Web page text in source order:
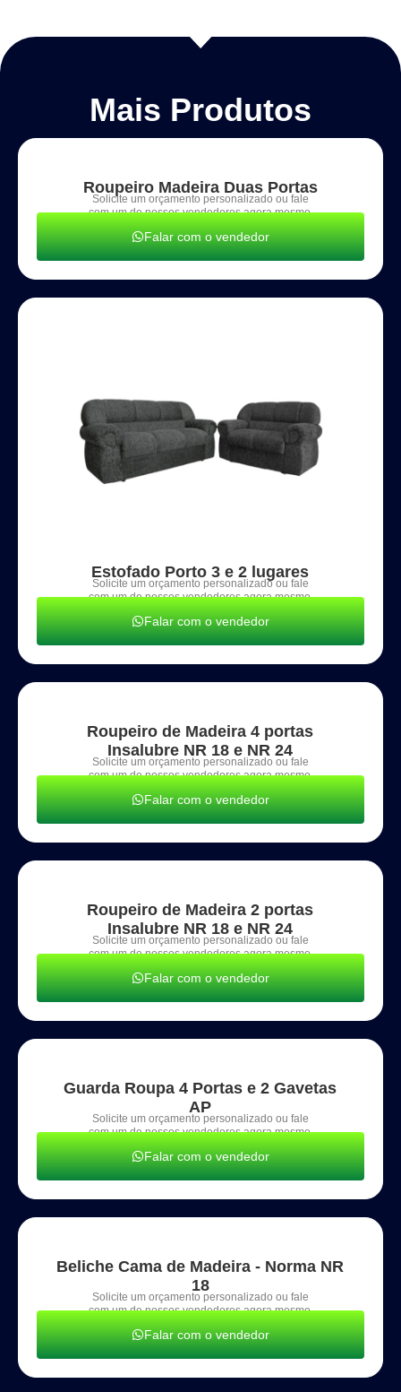
Mais Produtos
Roupeiro Madeira Duas Portas
Solicite um orçamento personalizado ou fale
com um de nossos vendedores agora mesmo.
Falar com o vendedor
Estofado Porto 3 e 2 lugares
Solicite um orçamento personalizado ou fale
com um de nossos vendedores agora mesmo.
Falar com o vendedor
Roupeiro de Madeira 4 portas
Insalubre NR 18 e NR 24
Solicite um orçamento personalizado ou fale
com um de nossos vendedores agora mesmo.
Falar com o vendedor
Roupeiro de Madeira 2 portas
Insalubre NR 18 e NR 24
Solicite um orçamento personalizado ou fale
com um de nossos vendedores agora mesmo.
Falar com o vendedor
Guarda Roupa 4 Portas e 2 Gavetas
AP
Solicite um orçamento personalizado ou fale
com um de nossos vendedores agora mesmo.
Falar com o vendedor
Beliche Cama de Madeira - Norma NR
18
Solicite um orçamento personalizado ou fale
com um de nossos vendedores agora mesmo.
Falar com o vendedor